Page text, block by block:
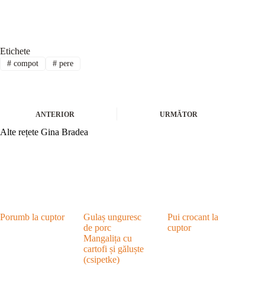
Etichete
#compot #pere
ANTERIOR URMĂTOR
Alte rețete Gina Bradea
Porumb la cuptor
Gulaș unguresc
de porc
Mangalița cu
cartofi și găluște
(csipetke)
Pui crocant la
cuptor